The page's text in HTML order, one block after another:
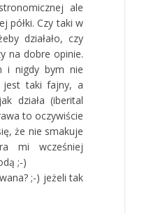
ale
półki. Czy taki w
działało, czy
na dobre opinie.
i nigdy bym nie
jest taki fajny, a
działa (iberital
to oczywiście
że nie smakuje
mi wcześniej
;-)
;-) jeżeli tak